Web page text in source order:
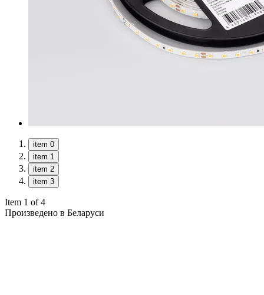
item 0
item 1
item 2
item 3
Item 1 of 4
Произведено в Беларуси